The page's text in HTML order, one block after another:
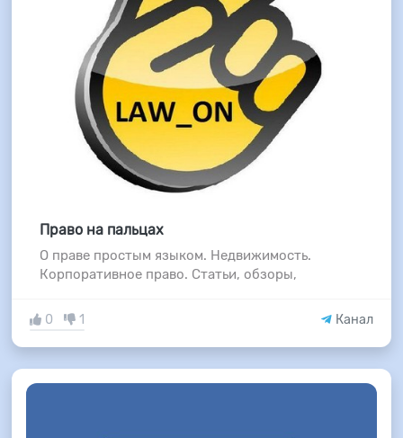
Право на пальцах
О праве простым языком. Недвижимость.
Корпоративное право. Статьи, обзоры,
0 1 Канал